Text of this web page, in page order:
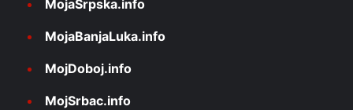
MojaSrpska.info
MojaBanjaLuka.info
MojDoboj.info
MojSrbac.info